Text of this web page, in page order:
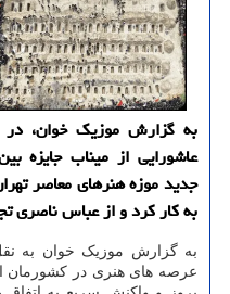
به گزارش موزیک خوان،
عاشورایی از میناب جایزه
جدید موزه هنرهای معاصر
به کار کرد و از عباس ناصری
به گزارش موزیک خوان به
عرصه های هنری در کشورمان